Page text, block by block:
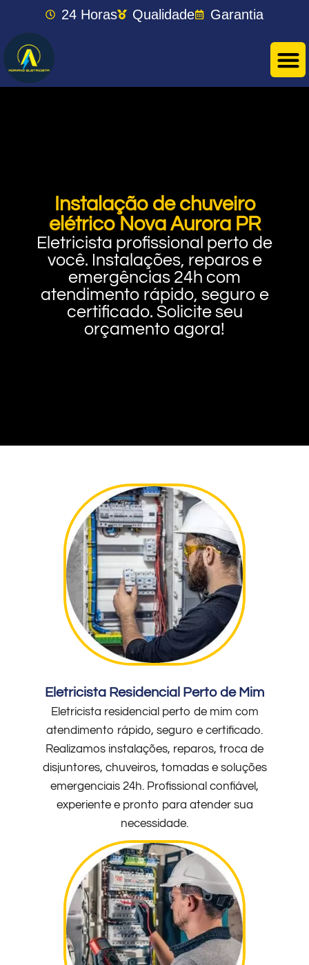
24 Horas Qualidade Garantia
Instalação de chuveiro
elétrico Nova Aurora PR
Eletricista profissional perto de
você. Instalações, reparos e
emergências 24h com
atendimento rápido, seguro e
certificado. Solicite seu
orçamento agora!
Eletricista Residencial Perto de Mim
Eletricista residencial perto de mim com
atendimento rápido, seguro e certificado.
Realizamos instalações, reparos, troca de
disjuntores, chuveiros, tomadas e soluções
emergenciais 24h. Profissional confiável,
experiente e pronto para atender sua
necessidade.